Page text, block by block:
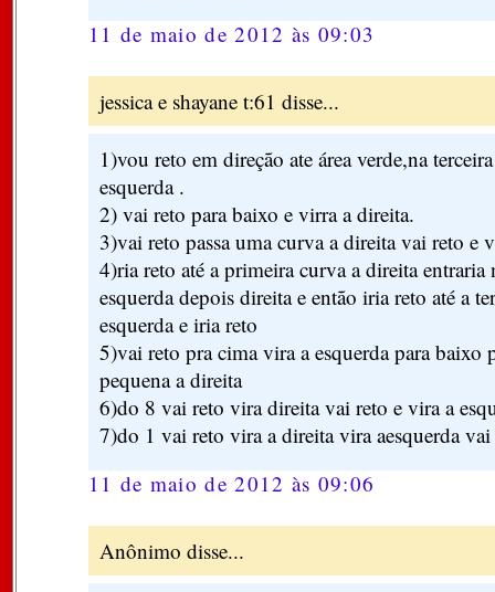
11 de maio de 2012 às 09:03
jessica e shayane t:61 disse...
1)vou reto em direção ate área verde,na
esquerda .
2) vai reto para baixo e virra a direita.
3)vai reto passa uma curva a direita vai reto e
4)ria reto até a primeira curva a direita entraria
esquerda depois direita e então iria reto até a
esquerda e iria reto
5)vai reto pra cima vira a esquerda para baixo
pequena a direita
6)do 8 vai reto vira direita vai reto e vira a
7)do 1 vai reto vira a direita vira aesquerda
11 de maio de 2012 às 09:06
Anônimo disse...